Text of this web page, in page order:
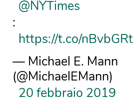
@NYTimes
:
https://t.co/
— Michael E. Mann
(@MichaelEMann)
20 febbraio 2019